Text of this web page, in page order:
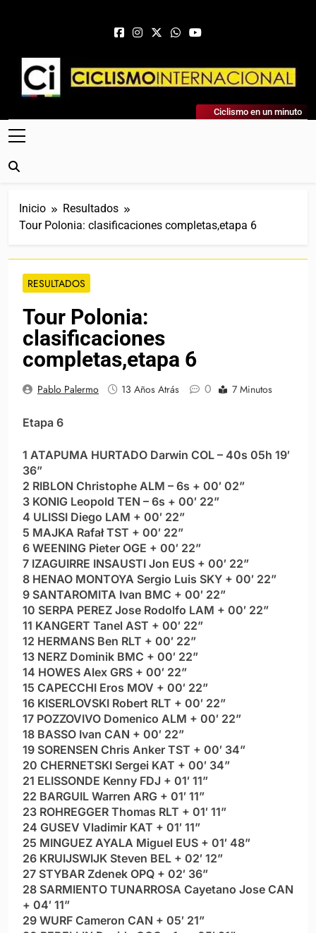
Ciclismo Internacional
Web Dedicada Al Ciclismo Mundial. Entrevistas, Análisis,
Crónicas, Previas Y Más. La Web Ciclista De Referencia.
Ciclismo en un minuto
Inicio
Resultados
Tour Polonia: clasificaciones completas,etapa 6
RESULTADOS
Tour Polonia:
clasificaciones
completas,etapa 6
Pablo Palermo 13 Años Atrás 0 7 Minutos
Etapa 6
1 ATAPUMA HURTADO Darwin COL – 40s 05h 19′
36”
2 RIBLON Christophe ALM – 6s + 00′ 02”
3 KONIG Leopold TEN – 6s + 00′ 22”
4 ULISSI Diego LAM + 00′ 22”
5 MAJKA Rafał TST + 00′ 22”
6 WEENING Pieter OGE + 00′ 22”
7 IZAGUIRRE INSAUSTI Jon EUS + 00′ 22”
8 HENAO MONTOYA Sergio Luis SKY + 00′ 22”
9 SANTAROMITA Ivan BMC + 00′ 22”
10 SERPA PEREZ Jose Rodolfo LAM + 00′ 22”
11 KANGERT Tanel AST + 00′ 22”
12 HERMANS Ben RLT + 00′ 22”
13 NERZ Dominik BMC + 00′ 22”
14 HOWES Alex GRS + 00′ 22”
15 CAPECCHI Eros MOV + 00′ 22”
16 KISERLOVSKI Robert RLT + 00′ 22”
17 POZZOVIVO Domenico ALM + 00′ 22”
18 BASSO Ivan CAN + 00′ 22”
19 SORENSEN Chris Anker TST + 00′ 34”
20 CHERNETSKI Sergei KAT + 00′ 34”
21 ELISSONDE Kenny FDJ + 01′ 11”
22 BARGUIL Warren ARG + 01′ 11”
23 ROHREGGER Thomas RLT + 01′ 11”
24 GUSEV Vladimir KAT + 01′ 11”
25 MINGUEZ AYALA Miguel EUS + 01′ 48”
26 KRUIJSWIJK Steven BEL + 02′ 12”
27 STYBAR Zdenek OPQ + 02′ 36”
28 SARMIENTO TUNARROSA Cayetano Jose CAN
+ 04′ 11”
29 WURF Cameron CAN + 05′ 21”